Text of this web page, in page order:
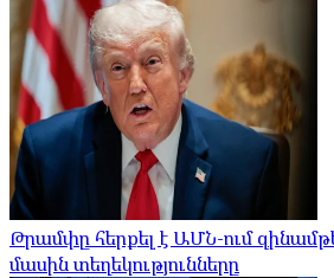
Թրամփը հերքել է ԱՄՆ-ում
մասին տեղեկությունները